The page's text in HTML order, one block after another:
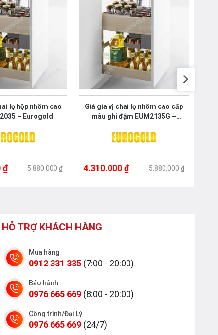
0976.665.669-0912.331.335
lọ hộp nhôm cao
– Eurogold
₫ 5.880.000 ₫
Giá gia vị chai lọ nhôm cao cấp
màu ghi đậm EUM2135G –
4.310.000 ₫ 5.880.000 ₫
HỖ TRỢ KHÁCH HÀNG
Mua hàng
0912 331 335 (7:00 - 20:00)
Bảo hành
0976 665 669 (8:00 - 20:00)
Công trình/Đại Lý
0976 665 669 (24/7)